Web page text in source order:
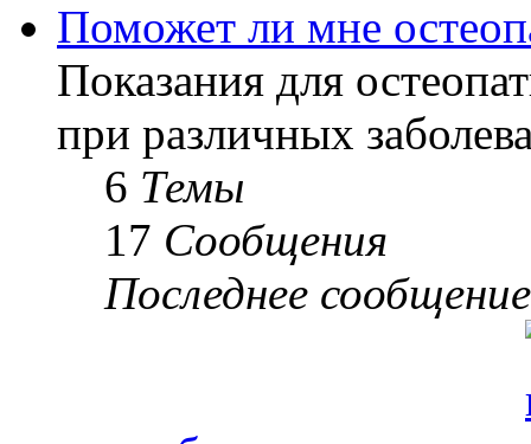
Поможет ли мне
Показания для
при различных
6 Темы
17 Сообщения
Последнее сообщение